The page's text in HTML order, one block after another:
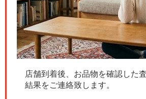
店舗到着後、お品物を確認した
結果をご連絡致します。